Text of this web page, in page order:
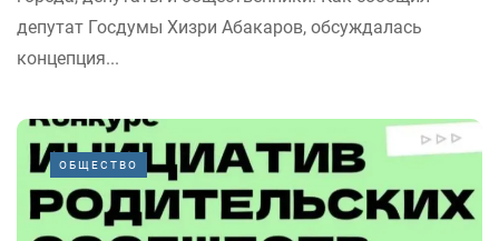
депутат Госдумы Хизри Абакаров, обсуждалась
концепция...
ОБЩЕСТВО